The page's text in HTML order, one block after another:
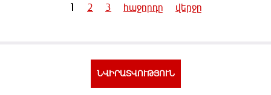
1 2 3 հաջորդը վերջը
ՆՎԻՐԱՏՎՈՒԹՅՈՒՆ